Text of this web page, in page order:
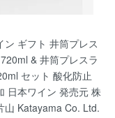
ン ギフト 井筒プレス
& 井筒プレスラ
セット 酸化防止
日本ワイン 発売元 株
山 Katayama Co. Ltd.